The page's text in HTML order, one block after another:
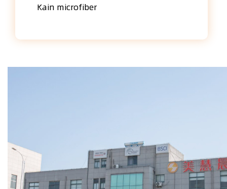
Kain microfiber